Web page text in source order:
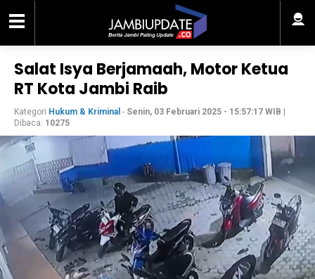
Salat Isya Berjamaah, Motor Ketua
RT Kota Jambi Raib
Kategori Hukum & Kriminal - Senin, 03 Februari 2025 - 15:57:17 WIB
Dibaca: 10275